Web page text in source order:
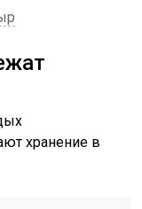
хранение в